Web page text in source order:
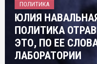
ПОЛИТИКА
ЮЛИЯ
ПОЛИТИКА
ЭТО, ПО ЕЕ
ЛАБОРАТОРИИ